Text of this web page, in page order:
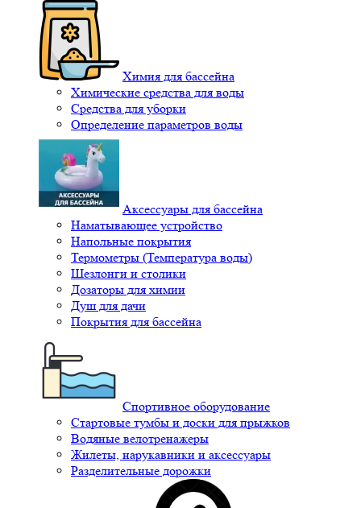
Химия для бассейна
Химические средства для воды
Средства для уборки
Определение параметров воды
Аксессуары для бассейна
Наматывающее устройство
Напольные покрытия
Термометры (Температура воды)
Шезлонги и столики
Дозаторы для химии
Душ для дачи
Покрытия для бассейна
Спортивное оборудование
Стартовые тумбы и доски для прыжков
Водяные велотренажеры
Жилеты, нарукавники и аксессуары
Разделительные дорожки